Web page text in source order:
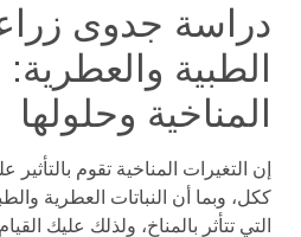
دراسة جدوى
الطبية
المناخية وحلولها
إن التغيرات المناخية تقوم
ككل، وبما أن النباتات العطرية
التي تتأثر بالمناخ، ولذلك عليك